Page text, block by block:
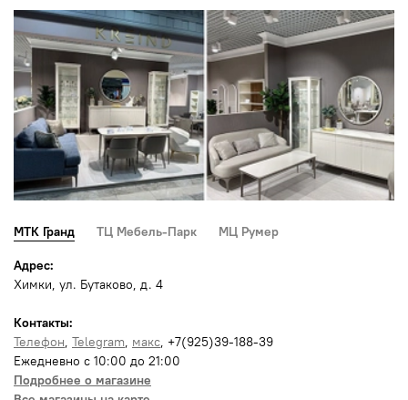
МТК Гранд ТЦ Мебель-Парк МЦ Румер
Адрес:
Химки, ул. Бутаково, д. 4
Контакты:
Телефон, Telegram, макс, +7(925)39-188-39
Ежедневно с 10:00 до 21:00
Подробнее о магазине